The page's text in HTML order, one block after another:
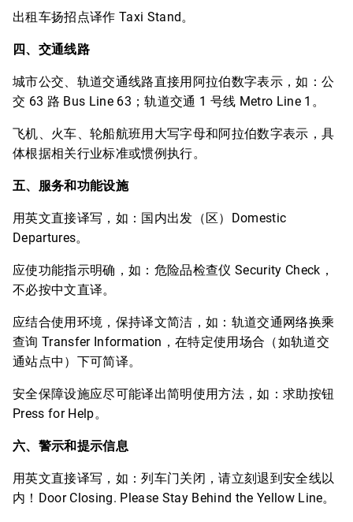
出租车扬招点译作 Taxi Stand。
四、交通线路
城市公交、轨道交通线路直接用阿拉伯数字表示，如：公
交 63 路 Bus Line 63；轨道交通 1 号线 Metro Line 1。
飞机、火车、轮船航班用大写字母和阿拉伯数字表示，具
体根据相关行业标准或惯例执行。
五、服务和功能设施
用英文直接译写，如：国内出发（区）Domestic
Departures。
应使功能指示明确，如：危险品检查仪 Security Check，
不必按中文直译。
应结合使用环境，保持译文简洁，如：轨道交通网络换乘
查询 Transfer Information，在特定使用场合（如轨道交
通站点中）下可简译。
安全保障设施应尽可能译出简明使用方法，如：求助按钮
Press for Help。
六、警示和提示信息
用英文直接译写，如：列车门关闭，请立刻退到安全线以
内！Door Closing. Please Stay Behind the Yellow Line。